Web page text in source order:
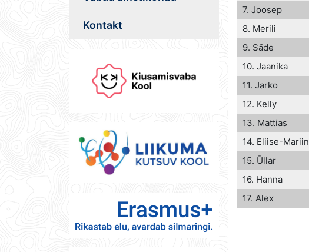
7. Joosep
8. Merili
9. Säde
10. Jaanika
11. Jarko
12. Kelly
13. Mattias
14. Eliise-Mariin
15. Üllar
16. Hanna
17. Alex
Kontakt